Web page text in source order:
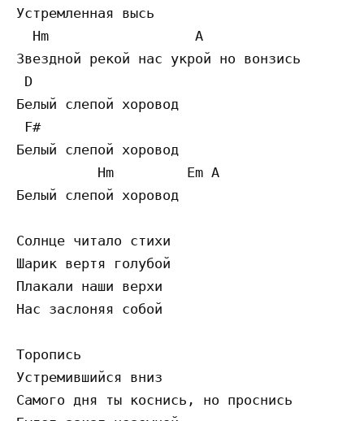
Устремленная высь
  Hm                  A
Звездной рекой нас укрой но вонзись
D
Белый слепой хоровод
F#
Белый слепой хоровод
          Hm         Em A
Белый слепой хоровод
Солнце читало стихи
Шарик вертя голубой
Плакали наши верхи
Нас заслоняя собой
Торопись
Устремившийся вниз
Самого дня ты коснись, но проснись